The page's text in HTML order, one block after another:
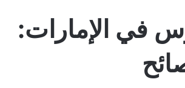
في الإمارات: